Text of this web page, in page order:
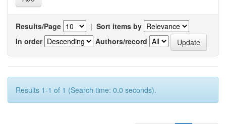
Results/Page | Sort items by
In order
Authors/record
Results 1-1 of 1 (Search time: 0.0 seconds).